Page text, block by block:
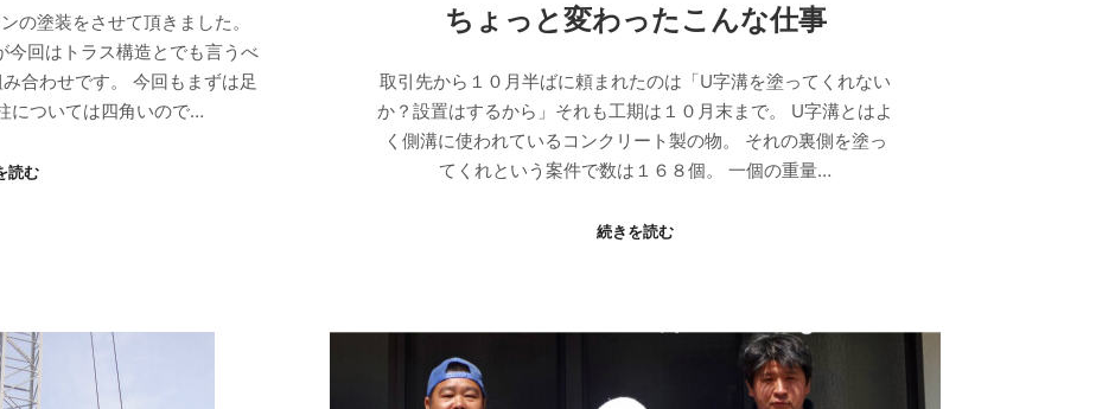
の塗装をさせて頂きました。
今回はトラス構造とでも言うべ
合わせです。 今回もまずは足
については四角いので…
読む
ちょっと変わったこんな仕事
取引先から１０月半ばに頼まれたのは「U字溝を塗ってくれない
か？設置はするから」それも工期は１０月末まで。 U字溝とはよ
く側溝に使われているコンクリート製の物。 それの裏側を塗っ
てくれという案件で数は１６８個。 一個の重量…
続きを読む